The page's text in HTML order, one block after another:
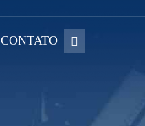
CONTATO